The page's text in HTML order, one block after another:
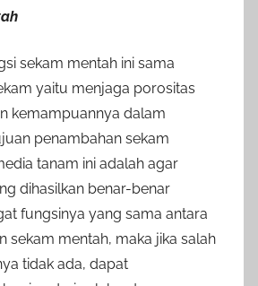
sekam mentah ini sama
yaitu menjaga porositas
kemampuannya dalam
penambahan sekam
tanam ini adalah agar
dihasilkan benar-benar
fungsinya yang sama antara
sekam mentah, maka jika salah
tidak ada, dapat